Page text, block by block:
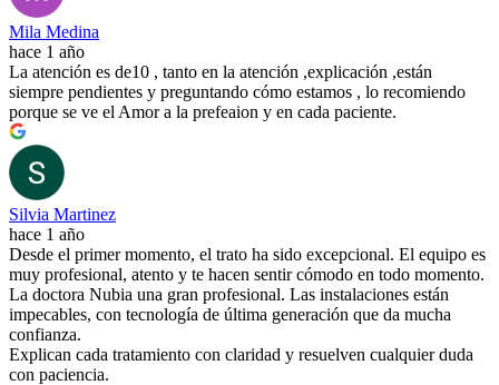
Mila Medina
hace 1 año
La atención es de10 , tanto en la atención ,explicación ,están
siempre pendientes y preguntando cómo estamos , lo recomiendo
porque se ve el Amor a la prefeaion y en cada paciente.
Silvia Martinez
hace 1 año
Desde el primer momento, el trato ha sido excepcional. El equipo es
muy profesional, atento y te hacen sentir cómodo en todo momento.
La doctora Nubia una gran profesional. Las instalaciones están
impecables, con tecnología de última generación que da mucha
confianza.
Explican cada tratamiento con claridad y resuelven cualquier duda
con paciencia.